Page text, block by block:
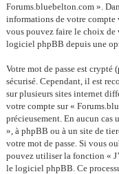
Forums.bluebelton.com ».
informations de votre compte
vous pouvez faire le choix de
logiciel phpBB depuis une
Votre mot de passe est crypté
sécurisé. Cependant, il est
sur plusieurs sites internet
votre compte sur «
précieusement. En aucun cas
», à phpBB ou à un site de
votre mot de passe. Si vous
pouvez utiliser la fonction «
le logiciel phpBB. Ce